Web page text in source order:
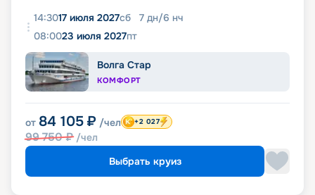
14:3017 июля 2027сб 7 дн/6 нч
08:0023 июля 2027пт
Волга Стар
КОМФОРТ
от 84 105 ₽ /чел
99 750₽ /чел
+2 027
Выбрать круиз